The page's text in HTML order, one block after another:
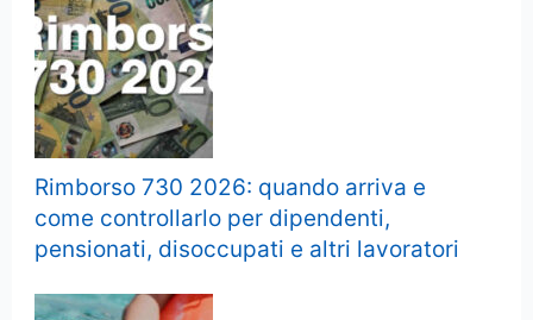
Rimborso 730 2026: quando arriva e
come controllarlo per dipendenti,
pensionati, disoccupati e altri lavoratori